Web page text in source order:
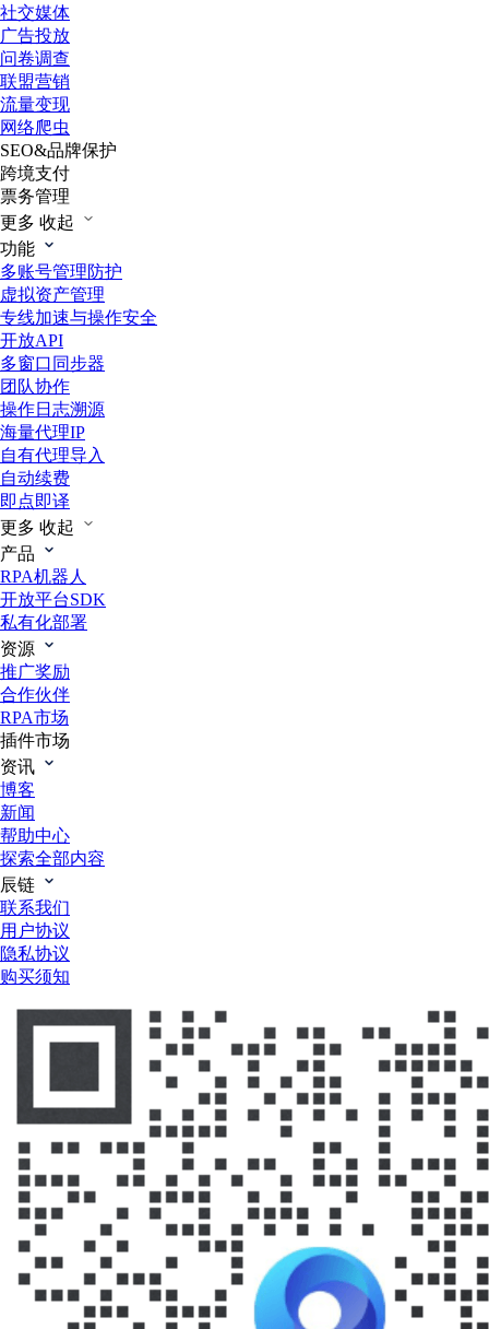
社交媒体
广告投放
问卷调查
联盟营销
流量变现
网络爬虫
SEO&品牌保护
跨境支付
票务管理
更多 收起
功能
多账号管理防护
虚拟资产管理
专线加速与操作安全
开放API
多窗口同步器
团队协作
操作日志溯源
海量代理IP
自有代理导入
自动续费
即点即译
更多 收起
产品
RPA机器人
开放平台SDK
私有化部署
资源
推广奖励
合作伙伴
RPA市场
插件市场
资讯
博客
新闻
帮助中心
探索全部内容
辰链
联系我们
用户协议
隐私协议
购买须知